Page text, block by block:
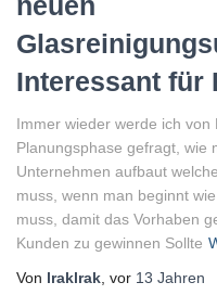
Interessant für
Immer wieder werde ich
Planungsphase gefragt, wie
Unternehmen aufbaut
muss, wenn man beginnt
muss, damit das Vorhaben
Kunden zu gewinnen Sollte
Von lraklrak , vor 13 Jahren